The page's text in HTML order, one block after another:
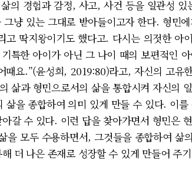
의 경험과 감정, 사고, 사건 등을 일관성
냥 있는 그대로 받아들이고자 한다. 형민
딱지왕이기도 했다고. 다시는 의젓한 아
특한 아이가 아닌 그 나이 때의 보편적인
요.”(윤성희, 2019:80)라고, 자신의 고유
삶과 형민으로서의 삶을 통합시켜 자신의
을 종합하여 의미 있게 만들 수 있다. 이
갈 수 있다. 이런 답을 찾아가면서 형민은
모두 수용하면서, 그것들을 종합하여 삶
더 나은 존재로 성장할 수 있게 만들어 주